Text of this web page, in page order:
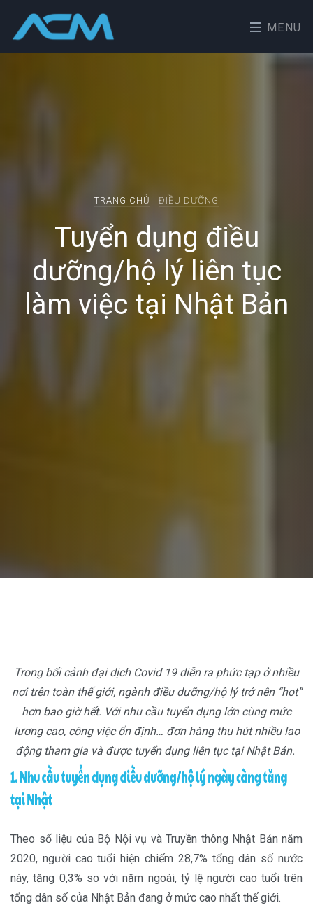
MENU
TRANG CHỦ ĐIỀU DƯỠNG
Tuyển dụng điều
dưỡng/hộ lý liên tục
làm việc tại Nhật Bản
Trong bối cảnh đại dịch Covid 19 diễn ra phức tạp ở nhiều
nơi trên toàn thế giới, ngành điều dưỡng/hộ lý trở nên “hot”
hơn bao giờ hết. Với nhu cầu tuyển dụng lớn cùng mức
lương cao, công việc ổn định… đơn hàng thu hút nhiều lao
động tham gia và được tuyển dụng liên tục tại Nhật Bản.
Theo số liệu của Bộ Nội vụ và Truyền thông Nhật Bản năm
2020, người cao tuổi hiện chiếm 28,7% tổng dân số nước
này, tăng 0,3% so với năm ngoái, tỷ lệ người cao tuổi trên
tổng dân số của Nhật Bản đang ở mức cao nhất thế giới.